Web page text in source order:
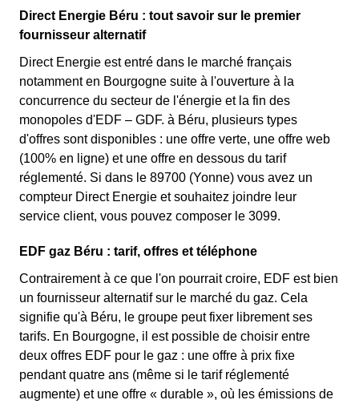
Direct Energie Béru : tout savoir sur le premier
fournisseur alternatif
Direct Energie est entré dans le marché français
notamment en Bourgogne suite à l'ouverture à la
concurrence du secteur de l'énergie et la fin des
monopoles d'EDF – GDF. à Béru, plusieurs types
d'offres sont disponibles : une offre verte, une offre web
(100% en ligne) et une offre en dessous du tarif
réglementé. Si dans le 89700 (Yonne) vous avez un
compteur Direct Energie et souhaitez joindre leur
service client, vous pouvez composer le 3099.
EDF gaz Béru : tarif, offres et téléphone
Contrairement à ce que l'on pourrait croire, EDF est bien
un fournisseur alternatif sur le marché du gaz. Cela
signifie qu'à Béru, le groupe peut fixer librement ses
tarifs. En Bourgogne, il est possible de choisir entre
deux offres EDF pour le gaz : une offre à prix fixe
pendant quatre ans (même si le tarif réglementé
augmente) et une offre « durable », où les émissions de